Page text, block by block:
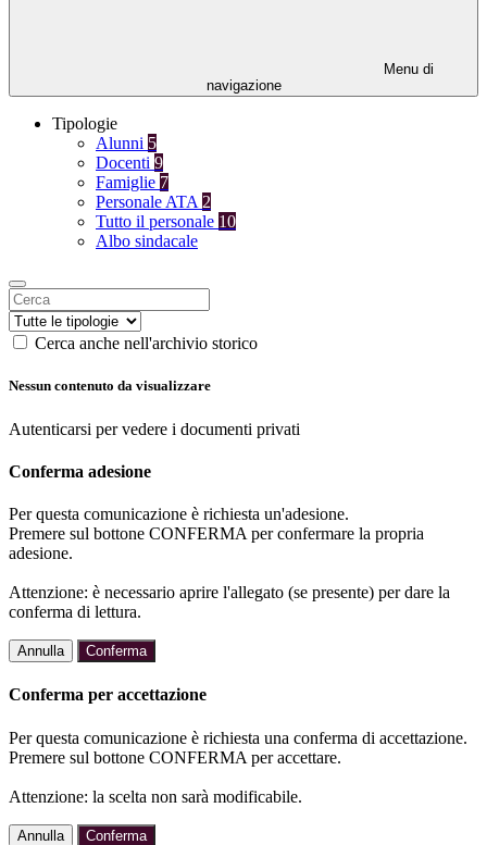
Menu di
navigazione
Tipologie
Alunni 5
Docenti 9
Famiglie 7
Personale ATA 2
Tutto il personale 10
Albo sindacale
Cerca anche nell'archivio storico
Nessun contenuto da visualizzare
Autenticarsi per vedere i documenti privati
Conferma adesione
Per questa comunicazione è richiesta un'adesione.
Premere sul bottone CONFERMA per confermare la propria
adesione.
Attenzione: è necessario aprire l'allegato (se presente) per dare la
conferma di lettura.
Annulla Conferma
Conferma per accettazione
Per questa comunicazione è richiesta una conferma di accettazione.
Premere sul bottone CONFERMA per accettare.
Attenzione: la scelta non sarà modificabile.
Annulla Conferma